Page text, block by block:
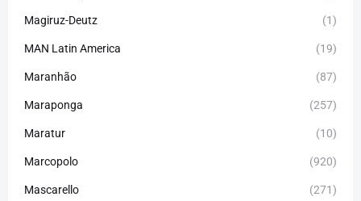
Magiruz-Deutz (1)
MAN Latin America (19)
Maranhão (87)
Maraponga (257)
Maratur (10)
Marcopolo (920)
Mascarello (271)